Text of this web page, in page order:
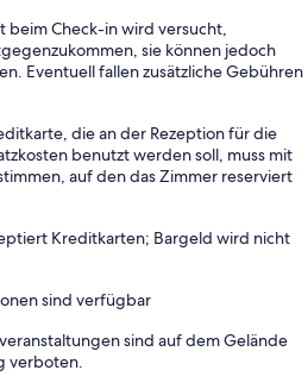
beim Check-in wird versucht,
sie können jedoch
Eventuell fallen zusätzliche Gebühren
die an der Rezeption für die
benutzt werden soll, muss mit
auf den das Zimmer reserviert
Kreditkarten; Bargeld wird nicht
sind verfügbar
sind auf dem Gelände
verboten.